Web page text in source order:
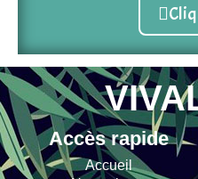
Accès rapide
Accueil